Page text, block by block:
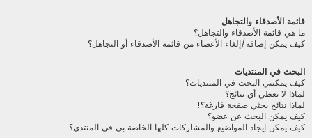
قائمة الأصدقاء والتجاهل
ما هي قائمة الأصدقاء والتجاهل؟
كيف يمكن إضافة/إلغاء الأعضاء من قائمة الأصدقاء أو التجاهل؟
البحث في المنتديات
كيف يمكنني البحث في المنتديات؟
لماذا لا يعطي أي نتائج؟
لماذا نتائج بحثي صفحة فارغة؟!
كيف يمكن البحث عن عضو؟
كيف يمكن إيجاد المواضيع والمشاركات كلها الخاصة بي في المنتدى؟